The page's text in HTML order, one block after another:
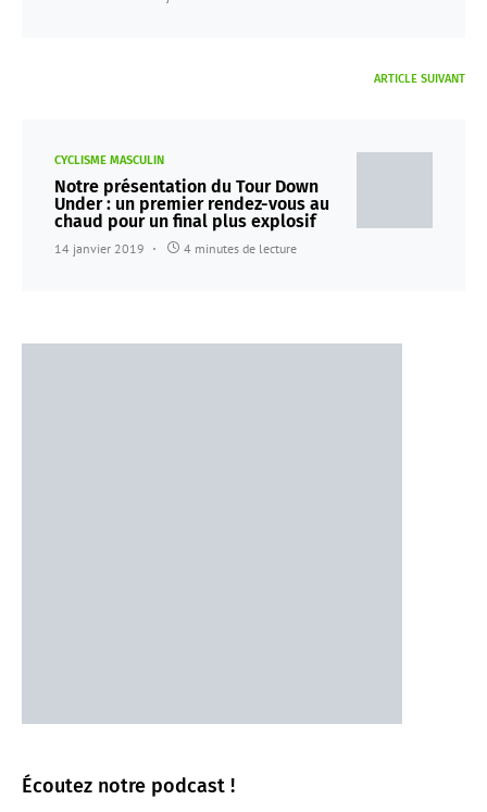
ARTICLE SUIVANT
CYCLISME MASCULIN
Notre présentation du Tour Down
Under : un premier rendez-vous au
chaud pour un final plus explosif
14 janvier 2019 4 minutes de lecture
Écoutez notre podcast !